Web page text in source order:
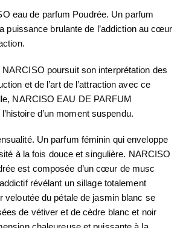
eau de parfum Poudrée. Un parfum
puissance brulante de l’addiction au cœur
poursuit son interprétation des
et de l’art de l’attraction avec ce
NARCISO EAU DE PARFUM
d’un moment suspendu.
Un parfum féminin qui enveloppe
à la fois douce et singulière. NARCISO
est composée d’un cœur de musc
révélant un sillage totalement
veloutée du pétale de jasmin blanc se
de vétiver et de cèdre blanc et noir